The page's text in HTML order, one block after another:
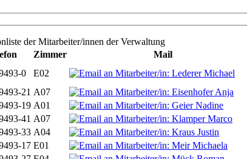
der Mitarbeiter/innen der Verwaltung
Zimmer
Mail
0
E02
21 A07
19 A01
41 A07
33 A04
17 E01